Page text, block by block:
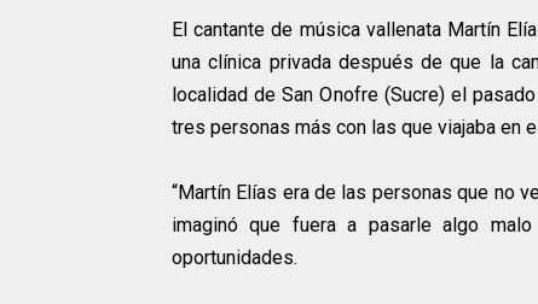
El cantante de música vallenata Martín
una clínica privada después de que la
localidad de San Onofre (Sucre) el
tres personas más con las que viajaba en
“Martín Elías era de las personas que no
imaginó que fuera a pasarle algo
oportunidades.